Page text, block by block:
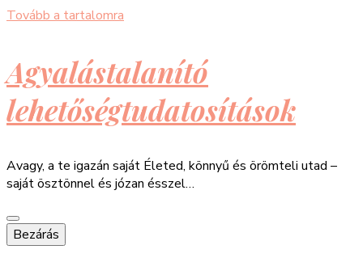
Tovább a tartalomra
Agyalástalanító
lehetőségtudatosítások
Avagy, a te igazán saját Életed, könnyű és örömteli utad –
saját ösztönnel és józan ésszel…
Bezárás